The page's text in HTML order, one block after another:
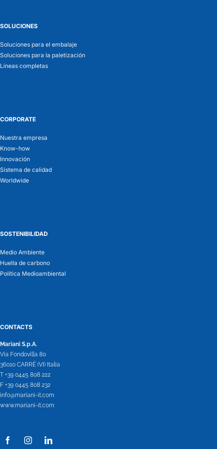
SOLUCIONES
Soluciones para el embalaje
Soluciones para la paletización
Líneas completas
CORPORATE
Nuestra empresa
Know-how
Innovación
Sistema de calidad
Worldwide
SOSTENIBILIDAD
Medio Ambiente
Huella de carbono
Política Medioambiental
CONTACTS
Mariani S.p.A.
Via Fondovilla 80
36010 CARRÉ (VI) Italia
T +39 0445 808 222
F +39 0445 808 232
info@mariani-it.com
www.mariani-it.com